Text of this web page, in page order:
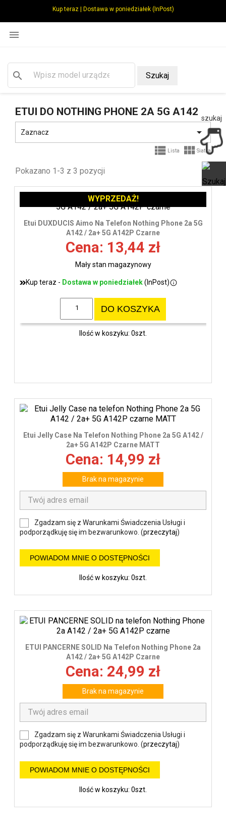
Kup teraz | Dostawa w poniedziałek (InPost)

search Szukaj
ETUI DO NOTHING PHONE 2A 5G A142
Zaznacz 
 Lista  Siatka
Pokazano 1-3 z 3 pozycji
Etui DUXDUCIS Aimo Na Telefon Nothing Phone 2a 5G
A142 / 2a+ 5G A142P Czarne
Cena: 13,44 zł
Mały stan magazynowy
Kup teraz - Dostawa w poniedziałek(InPost)
DO KOSZYKA
Ilość w koszyku: 0szt.
WYPRZEDAŻ!
Etui Jelly Case Na Telefon Nothing Phone 2a 5G A142 /
2a+ 5G A142P Czarne MATT
Cena: 14,99 zł
Brak na magazynie
Zgadzam się z Warunkami Świadczenia Usługi i
podporządkuję się im bezwarunkowo. (przeczytaj)
POWIADOM MNIE O DOSTĘPNOŚCI
Ilość w koszyku: 0szt.
ETUI PANCERNE SOLID Na Telefon Nothing Phone 2a
A142 / 2a+ 5G A142P Czarne
Cena: 24,99 zł
Brak na magazynie
Zgadzam się z Warunkami Świadczenia Usługi i
podporządkuję się im bezwarunkowo. (przeczytaj)
POWIADOM MNIE O DOSTĘPNOŚCI
Ilość w koszyku: 0szt.
szukaj